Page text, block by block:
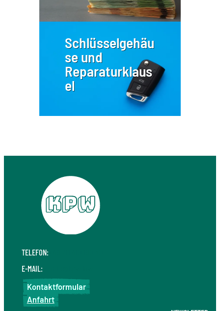
Schlüsselgehäu
se und
Reparaturklaus
el
TELEFON:
E-MAIL:
Kontaktformular
Anfahrt